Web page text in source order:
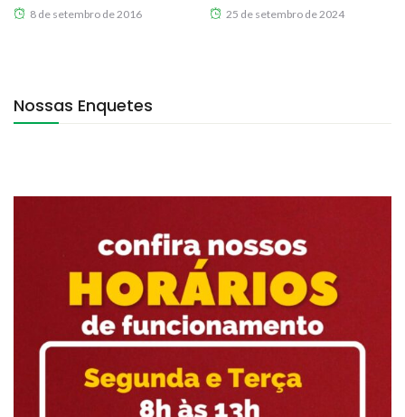
8 de setembro de 2016 25 de setembro de 2024
Nossas Enquetes